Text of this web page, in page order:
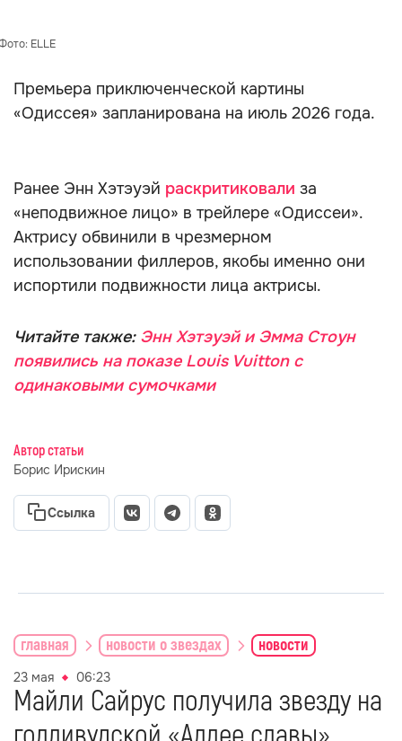
ELLE
Премьера приключенческой картины
«Одиссея» запланирована на июль 2026 года.
Ранее Энн Хэтэуэй раскритиковали за
«неподвижное лицо» в трейлере «Одиссеи».
Актрису обвинили в чрезмерном
использовании филлеров, якобы именно они
испортили подвижности лица актрисы.
Читайте также: Энн Хэтэуэй и Эмма Стоун
появились на показе Louis Vuitton с
одинаковыми сумочками
Автор статьи
Борис Ирискин
Ссылка
главная новости о звездах новости
23 мая 06:23
Майли Сайрус получила звезду на